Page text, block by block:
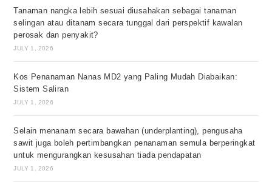
Tanaman nangka lebih sesuai diusahakan sebagai tanaman
selingan atau ditanam secara tunggal dari perspektif kawalan
perosak dan penyakit?
JULY 1, 2026
Kos Penanaman Nanas MD2 yang Paling Mudah Diabaikan:
Sistem Saliran
JULY 1, 2026
Selain menanam secara bawahan (underplanting), pengusaha
sawit juga boleh pertimbangkan penanaman semula berperingkat
untuk mengurangkan kesusahan tiada pendapatan
JULY 1, 2026